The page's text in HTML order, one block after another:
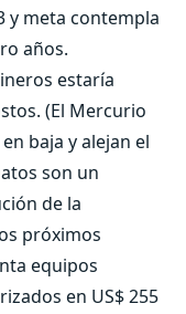
y meta contempla
años.
estaría
(El Mercurio
baja y alejan el
son un
de la
próximos
equipos
en US$ 255